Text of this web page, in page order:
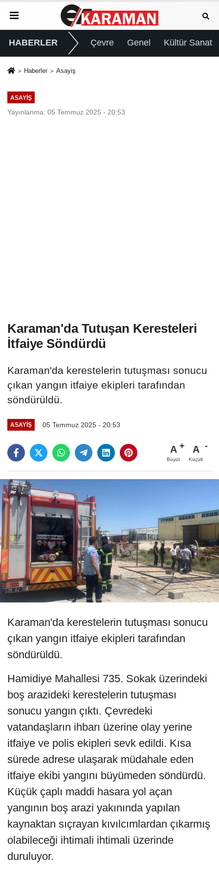
HABERLER Çevre Genel Kültür Sanat
Haberler Asayiş
ASAYIŞ
Yayınlanma: 05 Temmuz 2025 - 20:53
Karaman'da Tutuşan Keresteleri
İtfaiye Söndürdü
Karaman'da kerestelerin tutuşması sonucu
çıkan yangın itfaiye ekipleri tarafından
söndürüldü.
ASAYIŞ 05 Temmuz 2025 - 20:53
A
Büyüt
A
Küçült
Karaman'da kerestelerin tutuşması sonucu
çıkan yangın itfaiye ekipleri tarafından
söndürüldü.
Hamidiye Mahallesi 735. Sokak üzerindeki
boş arazideki kerestelerin tutuşması
sonucu yangın çıktı. Çevredeki
vatandaşların ihbarı üzerine olay yerine
itfaiye ve polis ekipleri sevk edildi. Kısa
sürede adrese ulaşarak müdahale eden
itfaiye ekibi yangını büyümeden söndürdü.
Küçük çaplı maddi hasara yol açan
yangının boş arazi yakınında yapılan
kaynaktan sıçrayan kıvılcımlardan çıkarmış
olabileceği ihtimali ihtimali üzerinde
duruluyor.